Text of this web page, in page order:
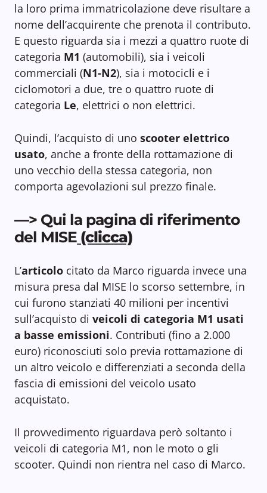
la loro prima immatricolazione deve risultare a
nome dell’acquirente che prenota il contributo.
E questo riguarda sia i mezzi a quattro ruote di
categoria M1 (automobili), sia i veicoli
commerciali (N1-N2), sia i motocicli e i
ciclomotori a due, tre o quattro ruote di
categoria Le, elettrici o non elettrici.
Quindi, l’acquisto di uno scooter elettrico
usato, anche a fronte della rottamazione di
uno vecchio della stessa categoria, non
comporta agevolazioni sul prezzo finale.
—> Qui la pagina di riferimento
del MISE (clicca)
L’articolo citato da Marco riguarda invece una
misura presa dal MISE lo scorso settembre, in
cui furono stanziati 40 milioni per incentivi
sull’acquisto di veicoli di categoria M1 usati
a basse emissioni. Contributi (fino a 2.000
euro) riconosciuti solo previa rottamazione di
un altro veicolo e differenziati a seconda della
fascia di emissioni del veicolo usato
acquistato.
Il provvedimento riguardava però soltanto i
veicoli di categoria M1, non le moto o gli
scooter. Quindi non rientra nel caso di Marco.